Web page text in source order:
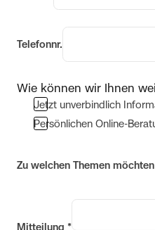
Telefonnr.
Wie können wir Ihnen
Jetzt unverbindlich
Persönlichen Online-
Zu welchen Themen
Mitteilung *